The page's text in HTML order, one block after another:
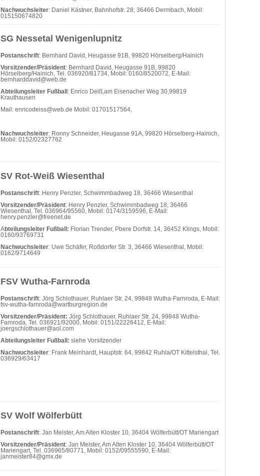
Nachwuchsleiter: Daniel Kästner, Bahnhofstr. 28, 36466 Dermbach, Mobil:
015150674820
SG Nessetal Wenigenlupnitz
Postanschrift: Bernhard David, Heugasse 91B, 99820 Hörselberg/Hainich
Vorsitzender/Präsident: Bernhard David, Heugasse 91B, 99820
Hörselberg/Hainich, Tel. 036920/81734, Mobil: 0160/8520072, E-Mail:
bernharddavid@web.de
Abteilungsleiter Fußball : Enrico Deiß,am Eisenacher Weg 30,99819
Krauthausen
Mail: enricodeiss@web.de Mobil: 01701517564,
Nachwuchsleiter: Ronny Schneider, Heugasse 91A, 99820 Hörselberg-Hainich,
Mobil: 0152/02327762
SV Rot-Weiß Wiesenthal
Postanschrift: Henry Penzler, Schwimmbadweg 18, 36466 Wiesenthal
Vorsitzender/Präsident: Henry Penzler, Schwimmbadweg 18, 36466
Wiesenthal, Tel. 036964/95560, Mobil: 0174/3159596, E-Mail:
henry.penzler@freenet.de
Abteilungsleiter Fußball: Florian Trender, Pbere Dorfstr. 14, 36452 Klings, Mobil:
0160/93769731
Nachwuchsleiter: Uwe Schäfer, Roßdorfer Str. 3, 36466 Wiesenthal, Mobil:
0162/9714649
FSV Wutha-Farnroda
Postanschrift: Jörg Schlothauer, Ruhlaer Str. 24, 99848 Wutha-Farnroda, E-Mail:
fsv-wutha-farnroda@wartburgregion.de
Vorsitzender/Präsident: Jörg Schlothauer, Ruhlaer Str. 24, 99848 Wutha-
Farnroda, Tel. 036921/92000, Mobil: 0151/22226412, E-Mail:
joergschlothauer@aol.com
Abteilungsleiter Fußball: siehe Vorsitzender
Nachwuchsleiter: Frank Meinhardt, Hauptstr. 64, 99842 Ruhla/OT Kittelsthal, Tel.
036929/63417
SV Wolf Wölferbütt
Postanschrift: Jan Meister, Am Alten Kloster 10, 36404 Wölferbütt/OT Mariengart
Vorsitzender/Präsident: Jan Meister, Am Alten Kloster 10, 36404 Wölferbütt/OT
Mariengart, Tel. 036965/80771, Mobil: 0152/09555590, E-Mail:
janmeister84@gmx.de